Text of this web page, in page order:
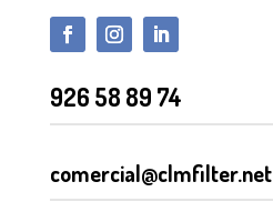
926 58 89 74
comercial@clmfilter.net